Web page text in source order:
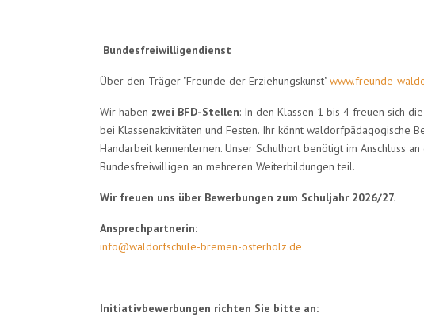
Bundesfreiwilligendienst
Über den Träger "Freunde der Erziehungskunst"www.freunde-
Wir haben zwei BFD-Stellen: In den Klassen 1 bis 4 freuen sich
bei Klassenaktivitäten und Festen. Ihr könnt waldorfpädagogische
Handarbeit kennenlernen. Unser Schulhort benötigt im Anschluss
Bundesfreiwilligen an mehreren Weiterbildungen teil.
Wir freuen uns über Bewerbungen zum Schuljahr 2026/27.
Ansprechpartnerin:
info@waldorfschule-bremen-osterholz.de
Initiativbewerbungen richten Sie bitte an: